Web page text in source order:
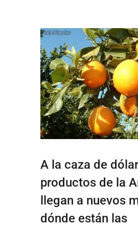
A la caza de
productos de la
llegan a nuevos
dónde están las